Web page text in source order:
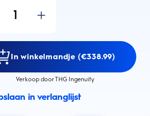
1
In winkelmandje (€338.99)
Verkoop door THG Ingenuity
in verlanglijst